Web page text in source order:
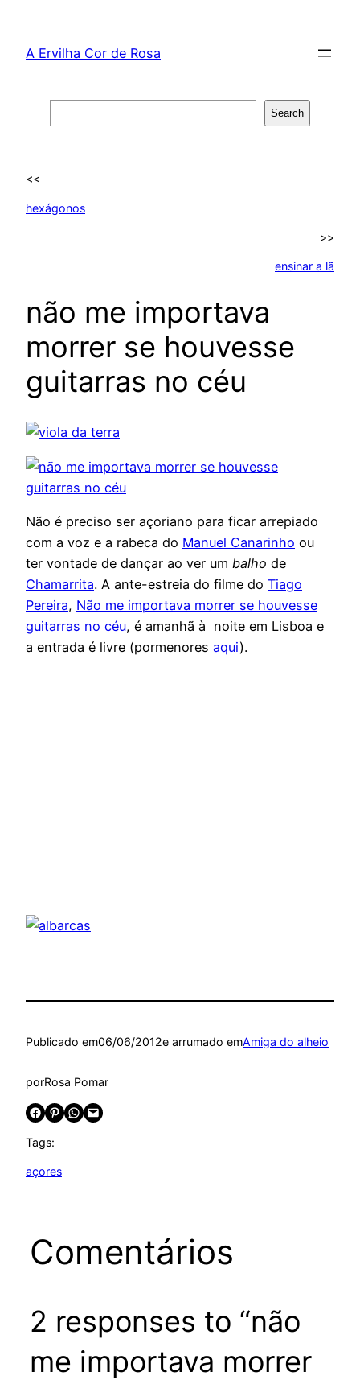
content
A Ervilha Cor de Rosa
Search
<<
hexágonos
>>
ensinar a lã
não me importava
morrer se houvesse
guitarras no céu
Não é preciso ser açoriano para ficar arrepiado
com a voz e a rabeca do Manuel Canarinho ou
ter vontade de dançar ao ver um balho de
Chamarrita. A ante-estreia do filme do Tiago
Pereira, Não me importava morrer se houvesse
guitarras no céu, é amanhã à noite em Lisboa e
a entrada é livre (pormenores aqui).
Publicado em06/06/2012e arrumado emAmiga do alheio
porRosa Pomar
Share on Facebook Share on Pinterest Share on WhatsApp Email this Page
Tags:
açores
Comentários
2 responses to “não
me importava morrer